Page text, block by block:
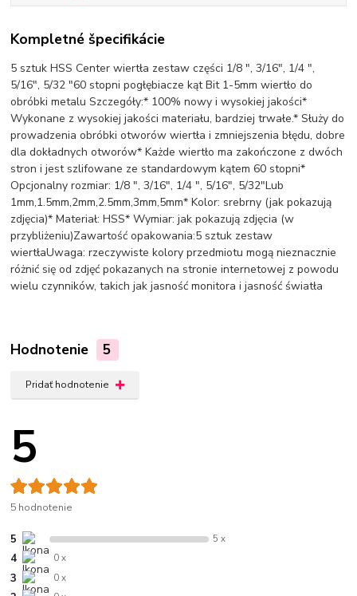
Kompletné špecifikácie
5 sztuk HSS Center wiertła zestaw części 1/8 ", 3/16", 1/4 ",
5/16", 5/32 "60 stopni pogłębiacze kąt Bit 1-5mm wiertło do
obróbki metalu Szczegóły:* 100% nowy i wysokiej jakości*
Wykonane z wysokiej jakości materiału, bardziej trwałe.* Służy do
prowadzenia obróbki otworów wiertła i zmniejszenia błędu, dobre
dla dokładnych otworów* Każde wiertło ma zakończone z dwóch
stron i jest szlifowane ze standardowym kątem 60 stopni*
Opcjonalny rozmiar: 1/8 ", 3/16", 1/4 ", 5/16", 5/32"Lub
1mm,1.5mm,2mm,2.5mm,3mm,5mm* Kolor: srebrny (jak pokazują
zdjęcia)* Materiał: HSS* Wymiar: jak pokazują zdjęcia (w
przybliżeniu)Zawartość opakowania:5 sztuk zestaw
wiertłaUwaga: rzeczywiste kolory przedmiotu mogą nieznacznie
różnić się od zdjęć pokazanych na stronie internetowej z powodu
wielu czynników, takich jak jasność monitora i jasność światła
Hodnotenie 5
Pridať hodnotenie
5
5 hodnotenie
5 5 x
4 0 x
3 0 x